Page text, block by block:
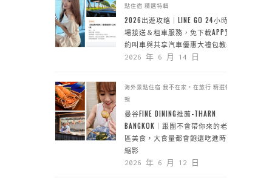
點住宿 精選特輯
2026出遊攻略｜LINE GO 24小時機
場接送＆租車服務，免下載APP預
約叫車與共享汽車優惠大禮包教學
2026 年 6 月 14 日
海外景點住宿 我不在家，在旅行 精選特
輯
曼谷FINE DINING推薦-THARN
BANGKOK｜跟團不會帶你來的老城
區美食，大食量都會飽還吃進時空
縮影
2026 年 6 月 12 日